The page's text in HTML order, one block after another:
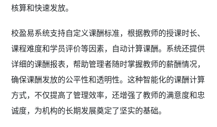
核算和快速发放。
校盈易系统支持自定义课酬标准，根据教师的授课时长、
课程难度和学员评价等因素，自动计算课酬。系统还提供
详细的课酬报表，帮助管理者随时掌握教师的薪酬情况，
确保课酬发放的公平性和透明性。这种智能化的课酬计算
方式，不仅提高了管理效率，还增强了教师的满意度和忠
诚度，为机构的长期发展奠定了坚实的基础。